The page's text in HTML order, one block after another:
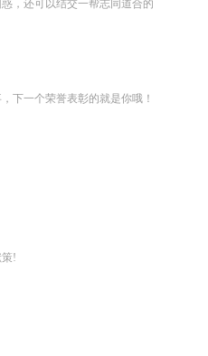
，还可以结交一帮志同道合的
下一个荣誉表彰的就是你哦！
!